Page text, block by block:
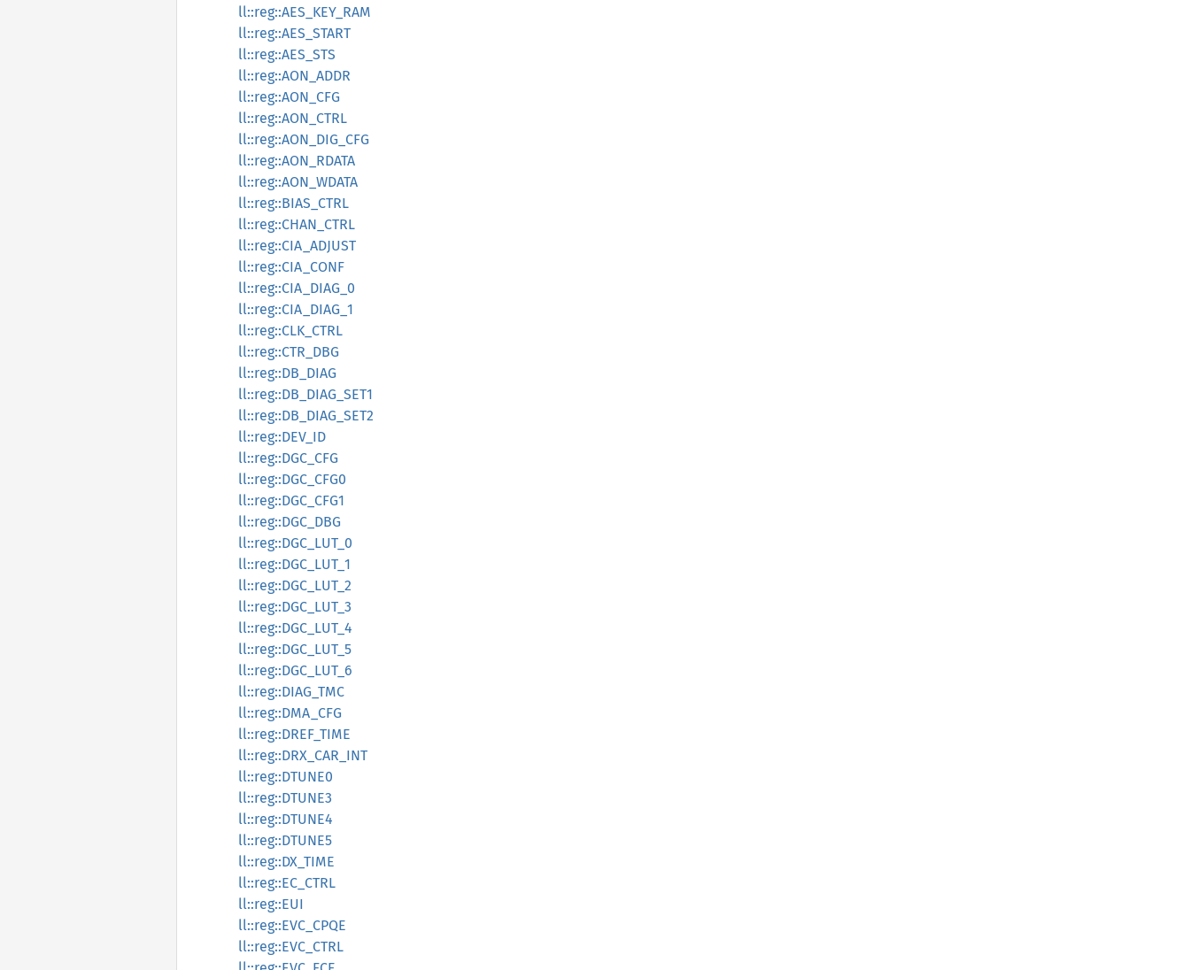
ll::reg::AES_KEY_RAM
ll::reg::AES_START
ll::reg::AES_STS
ll::reg::AON_ADDR
ll::reg::AON_CFG
ll::reg::AON_CTRL
ll::reg::AON_DIG_CFG
ll::reg::AON_RDATA
ll::reg::AON_WDATA
ll::reg::BIAS_CTRL
ll::reg::CHAN_CTRL
ll::reg::CIA_ADJUST
ll::reg::CIA_CONF
ll::reg::CIA_DIAG_0
ll::reg::CIA_DIAG_1
ll::reg::CLK_CTRL
ll::reg::CTR_DBG
ll::reg::DB_DIAG
ll::reg::DB_DIAG_SET1
ll::reg::DB_DIAG_SET2
ll::reg::DEV_ID
ll::reg::DGC_CFG
ll::reg::DGC_CFG0
ll::reg::DGC_CFG1
ll::reg::DGC_DBG
ll::reg::DGC_LUT_0
ll::reg::DGC_LUT_1
ll::reg::DGC_LUT_2
ll::reg::DGC_LUT_3
ll::reg::DGC_LUT_4
ll::reg::DGC_LUT_5
ll::reg::DGC_LUT_6
ll::reg::DIAG_TMC
ll::reg::DMA_CFG
ll::reg::DREF_TIME
ll::reg::DRX_CAR_INT
ll::reg::DTUNE0
ll::reg::DTUNE3
ll::reg::DTUNE4
ll::reg::DTUNE5
ll::reg::DX_TIME
ll::reg::EC_CTRL
ll::reg::EUI
ll::reg::EVC_CPQE
ll::reg::EVC_CTRL